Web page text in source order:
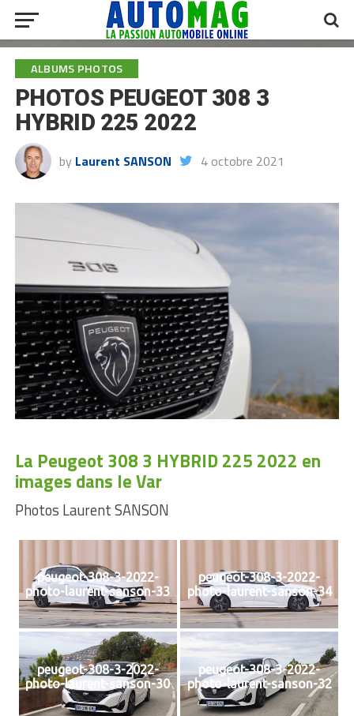
ALBUMS PHOTOS
PHOTOS PEUGEOT 308 3
HYBRID 225 2022
by Laurent SANSON 4 octobre 2021
La Peugeot 308 3 HYBRID 225 2022 en
images dans le Var
Photos Laurent SANSON
peugeot-308-3-2022-
photo-laurent-sanson-33
peugeot-308-3-2022-
photo-laurent-sanson-34
peugeot-308-3-2022-
photo-laurent-sanson-30
peugeot-308-3-2022-
photo-laurent-sanson-32